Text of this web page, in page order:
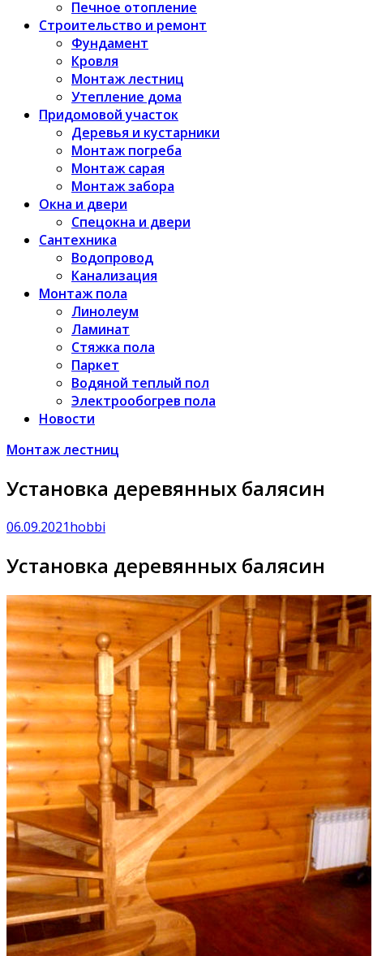
Печное отопление
Строительство и ремонт
Фундамент
Кровля
Монтаж лестниц
Утепление дома
Придомовой участок
Деревья и кустарники
Монтаж погреба
Монтаж сарая
Монтаж забора
Окна и двери
Спецокна и двери
Сантехника
Водопровод
Канализация
Монтаж пола
Линолеум
Ламинат
Стяжка пола
Паркет
Водяной теплый пол
Электрообогрев пола
Новости
Монтаж лестниц
Установка деревянных балясин
06.09.2021hobbi
Установка деревянных балясин